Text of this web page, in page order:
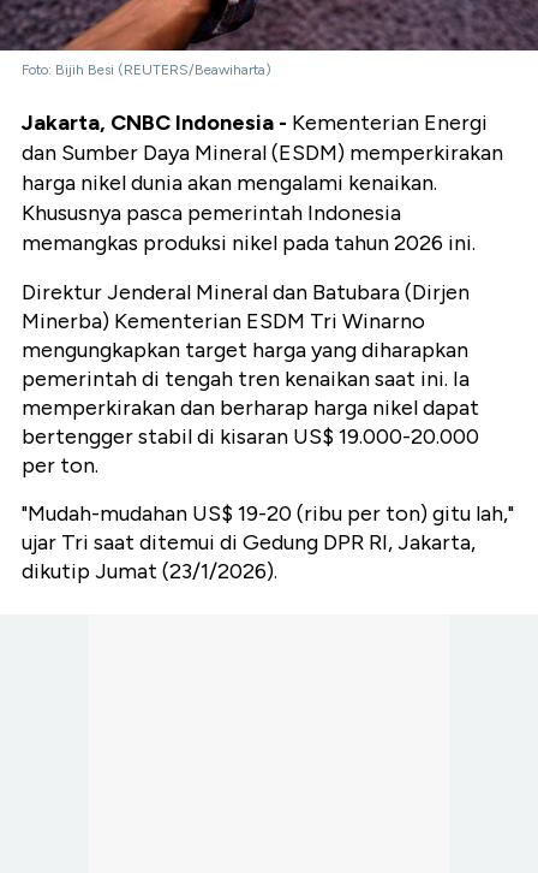
Foto: Bijih Besi (REUTERS/Beawiharta)
Jakarta, CNBC Indonesia - Kementerian Energi
dan Sumber Daya Mineral (ESDM) memperkirakan
harga nikel dunia akan mengalami kenaikan.
Khususnya pasca pemerintah Indonesia
memangkas produksi nikel pada tahun 2026 ini.
Direktur Jenderal Mineral dan Batubara (Dirjen
Minerba) Kementerian ESDM Tri Winarno
mengungkapkan target harga yang diharapkan
pemerintah di tengah tren kenaikan saat ini. Ia
memperkirakan dan berharap harga nikel dapat
bertengger stabil di kisaran US$ 19.000-20.000
per ton.
"Mudah-mudahan US$ 19-20 (ribu per ton) gitu lah,"
ujar Tri saat ditemui di Gedung DPR RI, Jakarta,
dikutip Jumat (23/1/2026).